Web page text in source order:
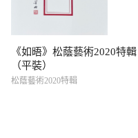
《如晤》松蔭藝術2020特輯
（平裝）
松蔭藝術2020特輯